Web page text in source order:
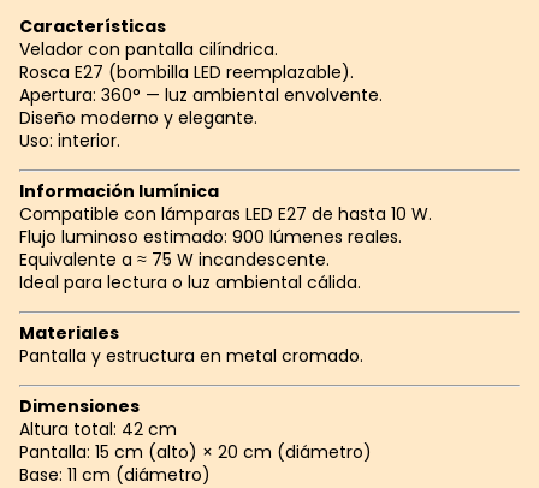
Características
Velador con pantalla cilíndrica.
Rosca E27 (bombilla LED reemplazable).
Apertura: 360° — luz ambiental envolvente.
Diseño moderno y elegante.
Uso: interior.
Información lumínica
Compatible con lámparas LED E27 de hasta 10 W.
Flujo luminoso estimado: 900 lúmenes reales.
Equivalente a ≈ 75 W incandescente.
Ideal para lectura o luz ambiental cálida.
Materiales
Pantalla y estructura en metal cromado.
Dimensiones
Altura total: 42 cm
Pantalla: 15 cm (alto) × 20 cm (diámetro)
Base: 11 cm (diámetro)